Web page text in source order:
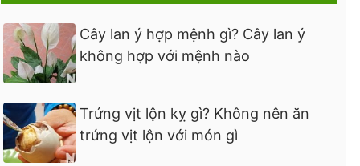
Cây lan ý hợp mệnh gì? Cây lan ý
không hợp với mệnh nào
Trứng vịt lộn kỵ gì? Không nên ăn
trứng vịt lộn với món gì